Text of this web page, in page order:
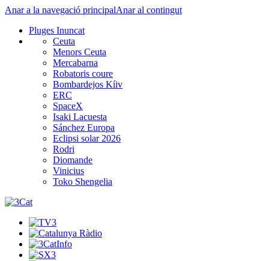
Anar a la navegació principalAnar al contingut
Pluges Inuncat
Ceuta
Menors Ceuta
Mercabarna
Robatoris coure
Bombardejos Kíiv
ERC
SpaceX
Isaki Lacuesta
Sánchez Europa
Eclipsi solar 2026
Rodri
Diomande
Vinicius
Toko Shengelia